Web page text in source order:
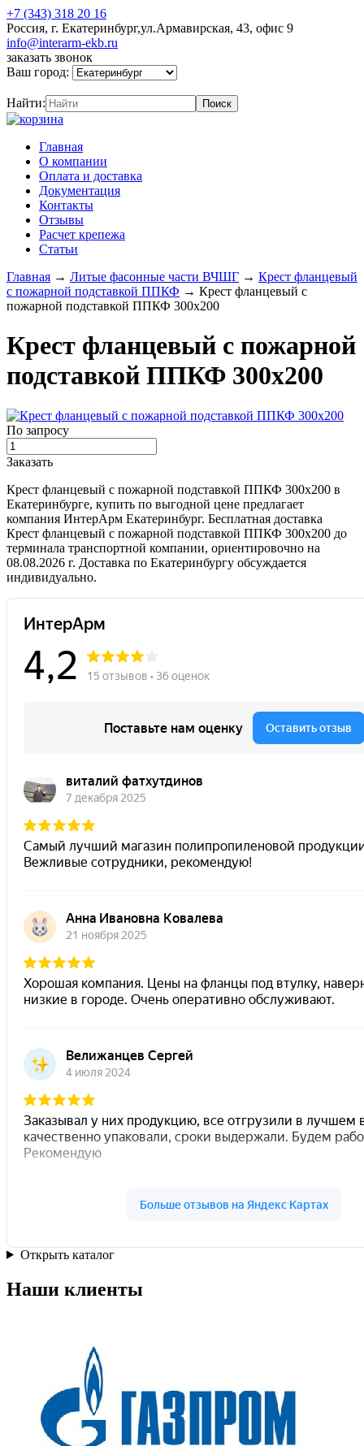
+7 (343) 318 20 16
Россия, г. Екатеринбург,ул.Армавирская, 43, офис 9
info@interarm-ekb.ru
заказать звонок
Ваш город:
Найти:
Главная
О компании
Оплата и доставка
Документация
Контакты
Отзывы
Расчет крепежа
Статьи
Главная → Литые фасонные части ВЧШГ → Крест фланцевый
с пожарной подставкой ППКФ → Крест фланцевый с
пожарной подставкой ППКФ 300х200
Крест фланцевый с пожарной
подставкой ППКФ 300х200
По запросу
Заказать
Крест фланцевый с пожарной подставкой ППКФ 300х200 в
Екатеринбурге, купить по выгодной цене предлагает
компания ИнтерАрм Екатеринбург. Бесплатная доставка
Крест фланцевый с пожарной подставкой ППКФ 300х200 до
терминала транспортной компании, ориентировочно на
08.08.2026 г. Доставка по Екатеринбургу обсуждается
индивидуально.
Открыть каталог
Наши клиенты